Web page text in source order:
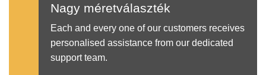
Nagy méretválaszték
Each and every one of our customers receives
personalised assistance from our dedicated
support team.